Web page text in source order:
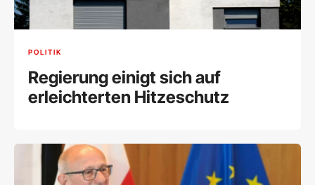
POLITIK
Regierung einigt sich auf
erleichterten Hitzeschutz